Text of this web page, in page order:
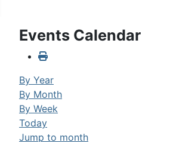
Events Calendar
By Year
By Month
By Week
Today
Jump to month